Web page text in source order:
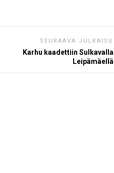
SEURAAVA JULKAISU
Karhu kaadettiin Sulkavalla
Leipämäellä